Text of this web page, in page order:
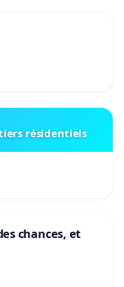
résidentiels
chances, et